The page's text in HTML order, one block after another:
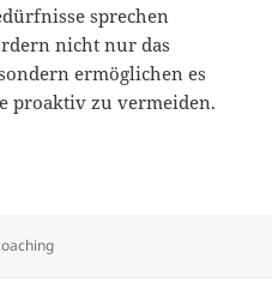
sprechen
nicht nur das
ermöglichen es
proaktiv zu vermeiden.
7 – praktische